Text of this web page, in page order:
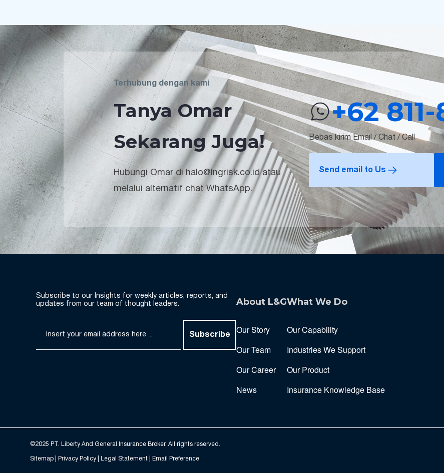
Terhubung dengan kami
Tanya Omar
Sekarang Juga!
Hubungi Omar di halo@lngrisk.co.id atau
melalui alternatif chat WhatsApp.
+62
Bebas kirim Email / Chat / Call
Send email to Us
Subscribe to our Insights for weekly articles, reports, and
updates from our team of thought leaders.
Subscribe
About L&G
Our Story
Our Team
Our Career
News
What We Do
Our Capability
Industries We Support
Our Product
Insurance Knowledge Base
©2025 PT. Liberty And General Insurance Broker. All rights reserved.
Sitemap | Privacy Policy | Legal Statement | Email Preference